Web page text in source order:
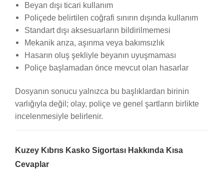
Beyan dışı ticari kullanım
Poliçede belirtilen coğrafi sınırın dışında kullanım
Standart dışı aksesuarların bildirilmemesi
Mekanik arıza, aşınma veya bakımsızlık
Hasarın oluş şekliyle beyanın uyuşmaması
Poliçe başlamadan önce mevcut olan hasarlar
Dosyanın sonucu yalnızca bu başlıklardan birinin
varlığıyla değil; olay, poliçe ve genel şartların birlikte
incelenmesiyle belirlenir.
Kuzey Kıbrıs Kasko Sigortası Hakkında Kısa
Cevaplar